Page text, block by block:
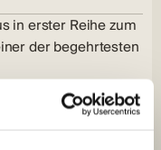
in erster Reihe zum
der begehrtesten